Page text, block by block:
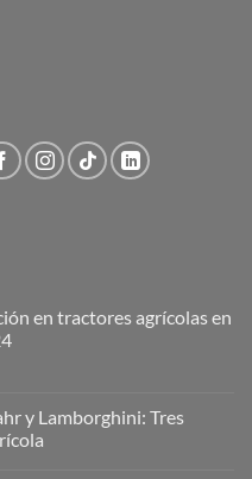
en tractores agrícolas en
y Lamborghini: Tres